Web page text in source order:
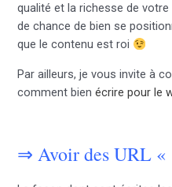
qualité et la richesse de
de chance de bien se
que le contenu est roi
Par ailleurs, je vous invite à
comment bienécrire pour le
⇒ Avoir des URL «